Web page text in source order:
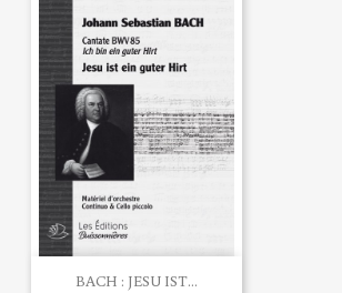
BACH : JESU IST...